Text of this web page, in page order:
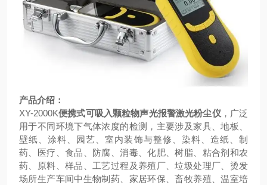
产品介绍：
XY-2000K便携式可吸入颗粒物声光报警激光粉尘仪 ，广泛
用于不同环境下气体浓度的检测，主要涉及家具、地板、
壁纸、涂料、园艺、室内装饰与整修、染料、造纸、制
药、医疗、食品、防腐 、消毒、化肥、树脂、粘合剂和农
药、原料、样品、工艺过程及养殖厂、垃圾处理厂、烫发
场所生产车间中生物制药、家居环保、畜牧养殖、温室培